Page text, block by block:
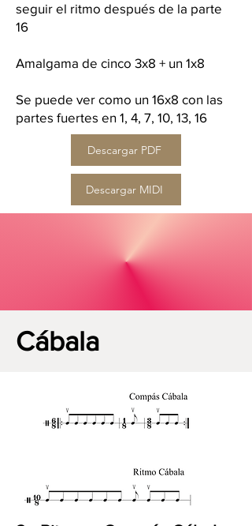
seguir el ritmo después de la parte
16
Amalgama de cinco 3x8 + un 1x8
Se puede ver como un 16x8 con las
partes fuertes en 1, 4, 7, 10, 13, 16
Descargar PDF
Descargar MIDI
Cábala